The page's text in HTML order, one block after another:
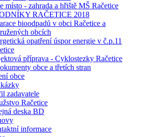
místo - zahrada a hřiště MŠ Račetice
RAČETICE 2018
bioodpadů v obci Račetice a
obcích
opatření úspor energie v č.p.11
příprava - Cyklostezky Račetice
obce a třetích stran
obce
zadavatele
Račetice
deska BD
informace